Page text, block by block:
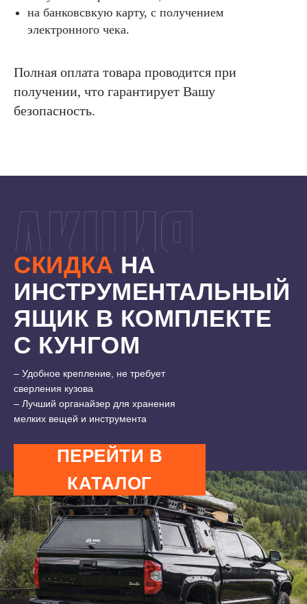
на банковсвкую карту, с получением
электронного чека.
Полная оплата товара проводится при
получении, что гарантирует Вашу
безопасность.
7500 ₽ 11000 ₽
СКИДКА НА
ИНСТРУМЕНТАЛЬНЫЙ
ЯЩИК В КОМПЛЕКТЕ
С КУНГОМ
– Удобное крепление, не требует
сверления кузова
– Лучший органайзер для хранения
мелких вещей и инструмента
ПЕРЕЙТИ В
КАТАЛОГ